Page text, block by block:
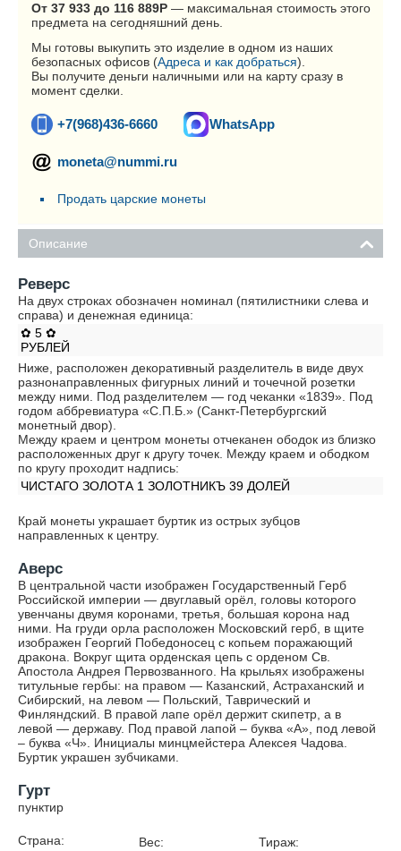
От 37 933 до 116 889Р — максимальная стоимость этого
предмета на сегодняшний день.
Мы готовы выкупить это изделие в одном из наших
безопасных офисов (Адреса и как добраться).
Вы получите деньги наличными или на карту сразу в
момент сделки.
+7(968)436-6660 WhatsApp
moneta@nummi.ru
Продать царские монеты
Описание
Реверс
На двух строках обозначен номинал (пятилистники слева и
справа) и денежная единица:
✿ 5 ✿
РУБЛЕЙ
Ниже, расположен декоративный разделитель в виде двух
разнонаправленных фигурных линий и точечной розетки
между ними. Под разделителем — год чеканки «1839». Под
годом аббревиатура «С.П.Б.» (Санкт-Петербургский
монетный двор).
Между краем и центром монеты отчеканен ободок из близко
расположенных друг к другу точек. Между краем и ободком
по кругу проходит надпись:
ЧИСТАГО ЗОЛОТА 1 ЗОЛОТНИКЪ 39 ДОЛЕЙ
Край монеты украшает буртик из острых зубцов
направленных к центру.
Аверс
В центральной части изображен Государственный Герб
Российской империи — двуглавый орёл, головы которого
увенчаны двумя коронами, третья, большая корона над
ними. На груди орла расположен Московский герб, в щите
изображен Георгий Победоносец с копьем поражающий
дракона. Вокруг щита орденская цепь с орденом Св.
Апостола Андрея Первозванного. На крыльях изображены
титульные гербы: на правом — Казанский, Астраханский и
Сибирский, на левом — Польский, Таврический и
Финляндский. В правой лапе орёл держит скипетр, а в
левой — державу. Под правой лапой – буква «А», под левой
– буква «Ч». Инициалы минцмейстера Алексея Чадова.
Буртик украшен зубчиками.
Гурт
пунктир
Страна:
Вес:
Тираж: